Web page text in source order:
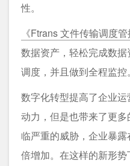
性。
《Ftrans 文件传输调度管
数据资产，轻松完成数
调度，并且做到全程监控。
数字化转型提高了企业
动力，但是也带来了更
临严重的威胁，企业暴
倍增加。在这样的新形